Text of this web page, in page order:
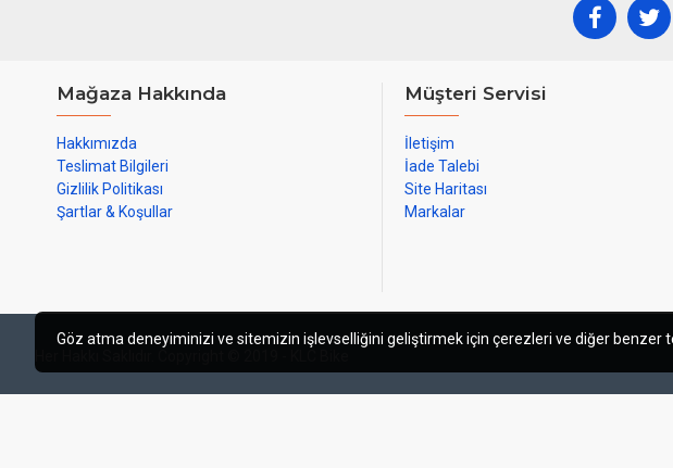
Mağaza Hakkında
Hakkımızda
Teslimat Bilgileri
Gizlilik Politikası
Şartlar & Koşullar
Müşteri Servisi
İletişim
İade Talebi
Site Haritası
Markalar
Göz atma deneyiminizi ve sitemizin işlevselliğini geliştirmek için çerezleri ve diğer benzer